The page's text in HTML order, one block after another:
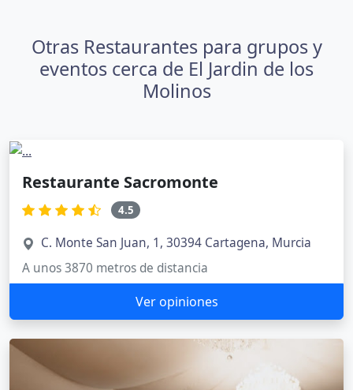
Otras Restaurantes para grupos y
eventos cerca de El Jardin de los
Molinos
Restaurante Sacromonte
4.5
C. Monte San Juan, 1, 30394 Cartagena, Murcia
A unos 3870 metros de distancia
Ver opiniones